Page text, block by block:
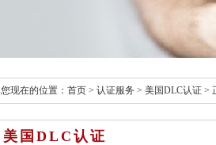
您现在的位置： 首页 > 认证服务 > 美国DLC认证 >
美国DLC认证